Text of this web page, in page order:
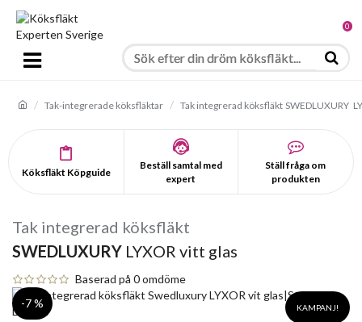
0
Tak-integrerade köksfläktar Tak integrerad köksfläkt SWEDLUXURY
Köksfläkt Köpguide
Beställ samtal med
expert
Ställ fråga om
produkten
Tak integrerad köksfläkt
SWEDLUXURY LYXOR vitt glas
Baserad på 0 omdöme
KAMPANJ!
-7 %